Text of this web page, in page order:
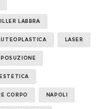
LABBRA
LASER
CORPO NAPOLI